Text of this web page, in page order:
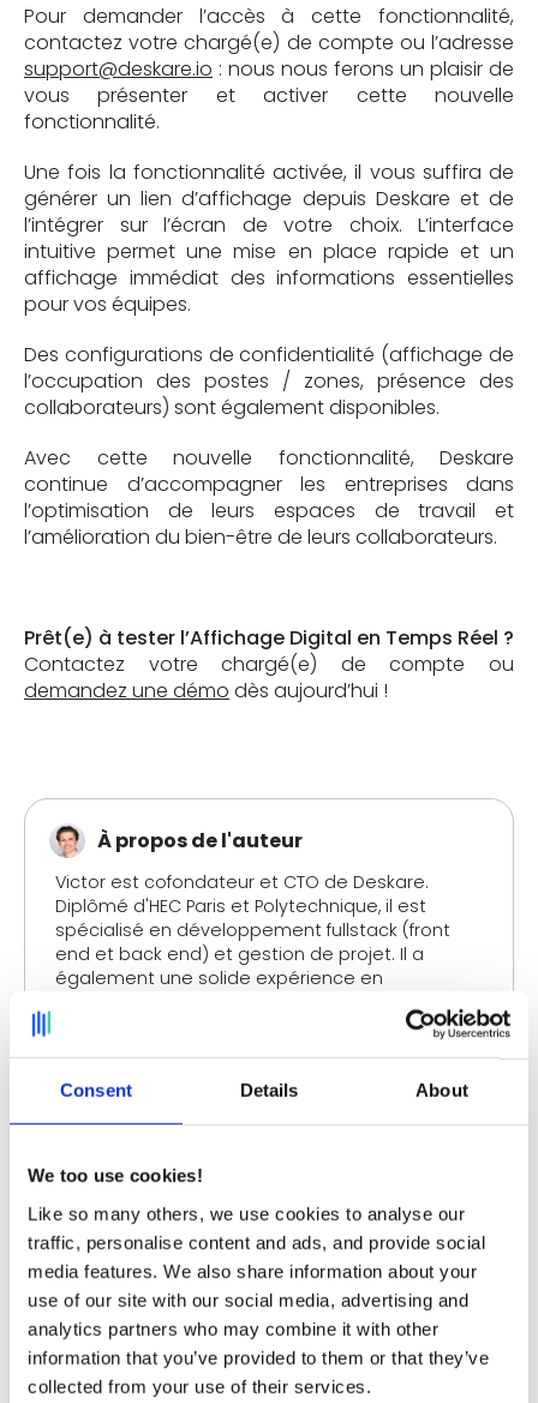
Consent Details About
We too use cookies!
Like so many others, we use cookies to analyse our
traffic, personalise content and ads, and provide social
media features. We also share information about your
use of our site with our social media, advertising and
analytics partners who may combine it with other
information that you’ve provided to them or that they’ve
collected from your use of their services.
Pour demander l’accès à cette fonctionnalité,
contactez votre chargé(e) de compte ou l’adresse
support@deskare.io : nous nous ferons un plaisir de
vous présenter et activer cette nouvelle
fonctionnalité.
Une fois la fonctionnalité activée, il vous suffira de
générer un lien d’affichage depuis Deskare et de
l’intégrer sur l’écran de votre choix. L’interface
intuitive permet une mise en place rapide et un
affichage immédiat des informations essentielles
pour vos équipes.
Des configurations de confidentialité (affichage de
l’occupation des postes / zones, présence des
collaborateurs) sont également disponibles.
Avec cette nouvelle fonctionnalité, Deskare
continue d’accompagner les entreprises dans
l’optimisation de leurs espaces de travail et
l’amélioration du bien-être de leurs collaborateurs.
Prêt(e) à tester l’Affichage Digital en Temps Réel ?
Contactez votre chargé(e) de compte ou
demandez une démo dès aujourd’hui !
À propos de l'auteur
Victor est cofondateur et CTO de Deskare.
Diplômé d'HEC Paris et Polytechnique, il est
spécialisé en développement fullstack (front
end et back end) et gestion de projet. Il a
également une solide expérience en
développement de connecteurs API avec des
travail hybride